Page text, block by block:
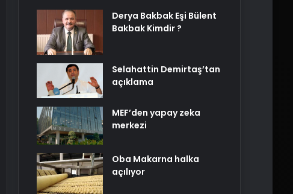
Derya Bakbak Eşi Bülent
Bakbak Kimdir ?
Selahattin Demirtaş’tan
açıklama
MEF’den yapay zeka
merkezi
Oba Makarna halka
açılıyor